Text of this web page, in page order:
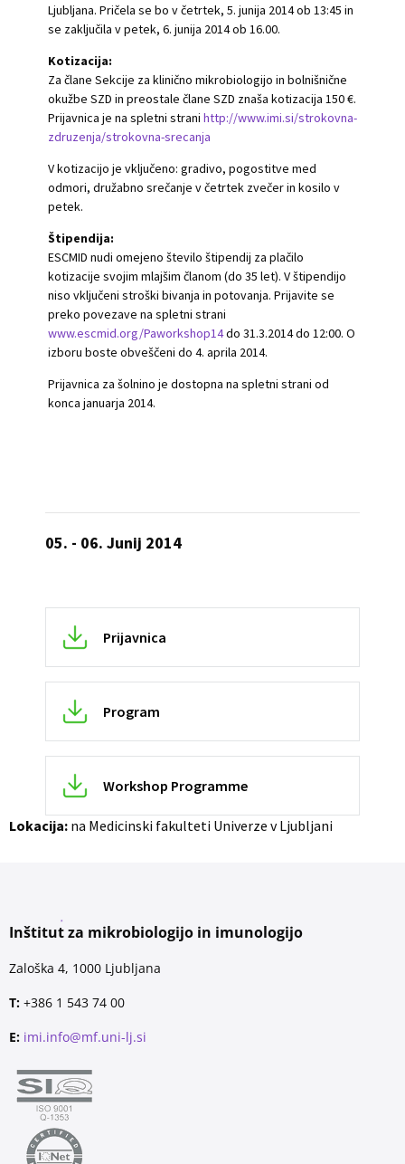
Ljubljana. Pričela se bo v četrtek, 5. junija 2014 ob 13:45 in
se zaključila v petek, 6. junija 2014 ob 16.00.
Kotizacija:
Za člane Sekcije za klinično mikrobiologijo in bolnišnične
okužbe SZD in preostale člane SZD znaša kotizacija 150 €.
Prijavnica je na spletni strani http://www.imi.si/strokovna-
zdruzenja/strokovna-srecanja
V kotizacijo je vključeno: gradivo, pogostitve med
odmori, družabno srečanje v četrtek zvečer in kosilo v
petek.
Štipendija:
ESCMID nudi omejeno število štipendij za plačilo
kotizacije svojim mlajšim članom (do 35 let). V štipendijo
niso vključeni stroški bivanja in potovanja. Prijavite se
preko povezave na spletni strani
www.escmid.org/Paworkshop14do 31.3.2014 do 12:00. O
izboru boste obveščeni do 4. aprila 2014.
Prijavnica za šolnino je dostopna na spletni strani od
konca januarja 2014.
05. - 06. Junij 2014
Prijavnica
Program
Workshop Programme
Lokacija: na Medicinski fakulteti Univerze v Ljubljani
Inštitut za mikrobiologijo in imunologijo
Zaloška 4, 1000 Ljubljana
T: +386 1 543 74 00
E: imi.info@mf.uni-lj.si